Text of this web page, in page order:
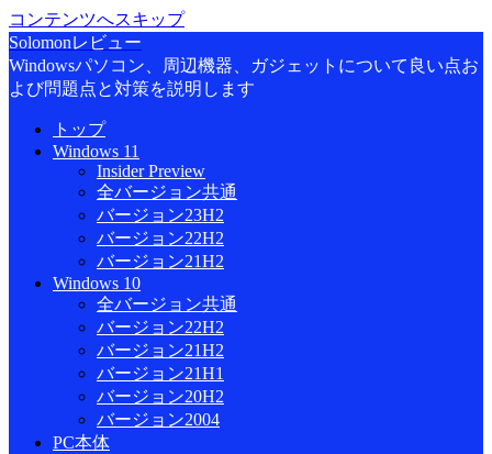
コンテンツへスキップ
Solomonレビュー
Windowsパソコン、周辺機器、ガジェットについて良い点お
よび問題点と対策を説明します
トップ
Windows 11
Insider Preview
全バージョン共通
バージョン23H2
バージョン22H2
バージョン21H2
Windows 10
全バージョン共通
バージョン22H2
バージョン21H2
バージョン21H1
バージョン20H2
バージョン2004
PC本体